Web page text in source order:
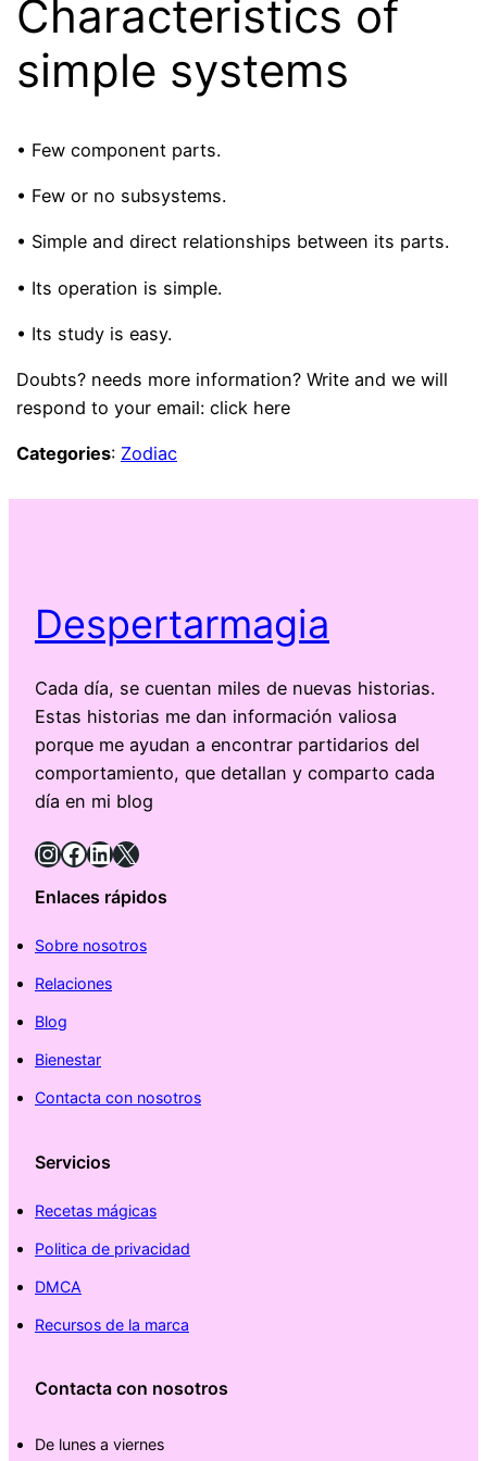
Characteristics of
simple systems
• Few component parts.
• Few or no subsystems.
• Simple and direct relationships between its parts.
• Its operation is simple.
• Its study is easy.
Doubts? needs more information? Write and we will
respond to your email: click here
Categories: Zodiac
Despertarmagia
Cada día, se cuentan miles de nuevas historias.
Estas historias me dan información valiosa
porque me ayudan a encontrar partidarios del
comportamiento, que detallan y comparto cada
día en mi blog
InstagramFacebook LinkedIn X
Enlaces rápidos
Sobre nosotros
Relaciones
Blog
Bienestar
Contacta con nosotros
Servicios
Recetas mágicas
Politica de privacidad
DMCA
Recursos de la marca
Contacta con nosotros
De lunes a viernes